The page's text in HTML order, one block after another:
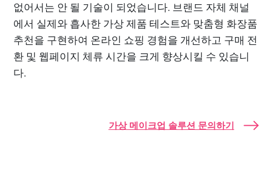
없어서는 안 될 기술이 되었습니다. 브랜드 자체 채널
에서 실제와 흡사한 가상 제품 테스트와 맞춤형 화장품
추천을 구현하여 온라인 쇼핑 경험을 개선하고 구매 전
환 및 웹페이지 체류 시간을 크게 향상시킬 수 있습니
다.
가상 메이크업 솔루션 문의하기